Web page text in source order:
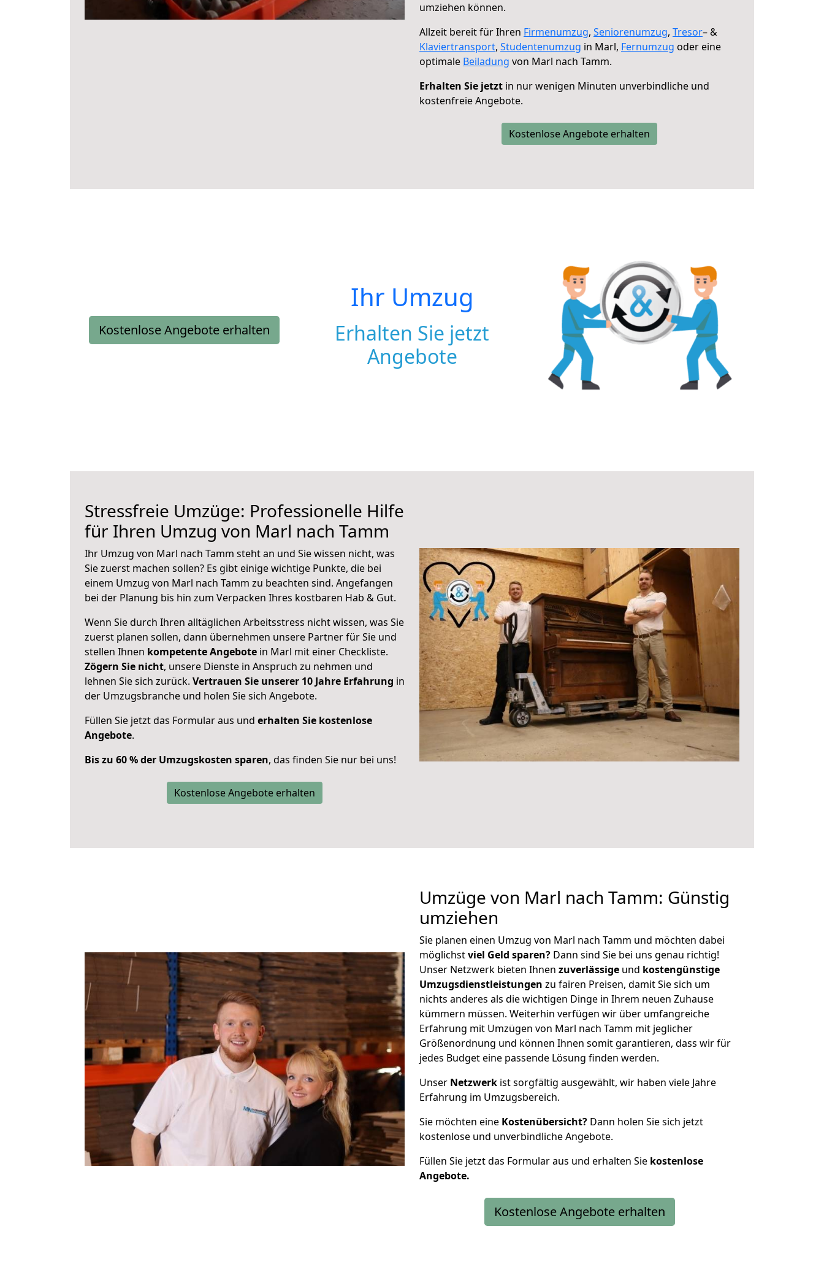
umziehen können.
Allzeit bereit für Ihren Firmenumzug, Seniorenumzug, Tresor– &
Klaviertransport, Studentenumzug in Marl, Fernumzug oder eine
optimale Beiladung von Marl nach Tamm.
Erhalten Sie jetzt in nur wenigen Minuten unverbindliche und
kostenfreie Angebote.
Kostenlose Angebote erhalten
Kostenlose Angebote erhalten
Ihr Umzug
Erhalten Sie jetzt
Angebote
Stressfreie Umzüge: Professionelle Hilfe
für Ihren Umzug von Marl nach Tamm
Ihr Umzug von Marl nach Tamm steht an und Sie wissen nicht, was
Sie zuerst machen sollen? Es gibt einige wichtige Punkte, die bei
einem Umzug von Marl nach Tamm zu beachten sind. Angefangen
bei der Planung bis hin zum Verpacken Ihres kostbaren Hab & Gut.
Wenn Sie durch Ihren alltäglichen Arbeitsstress nicht wissen, was Sie
zuerst planen sollen, dann übernehmen unsere Partner für Sie und
stellen Ihnen kompetente Angebote in Marl mit einer Checkliste.
Zögern Sie nicht, unsere Dienste in Anspruch zu nehmen und
lehnen Sie sich zurück. Vertrauen Sie unserer 10 Jahre Erfahrung in
der Umzugsbranche und holen Sie sich Angebote.
Füllen Sie jetzt das Formular aus und erhalten Sie kostenlose
Angebote.
Bis zu 60 % der Umzugskosten sparen, das finden Sie nur bei uns!
Kostenlose Angebote erhalten
Umzüge von Marl nach Tamm: Günstig
umziehen
Sie planen einen Umzug von Marl nach Tamm und möchten dabei
möglichstviel Geld sparen? Dann sind Sie bei uns genau richtig!
Unser Netzwerk bieten Ihnen zuverlässige und kostengünstige
Umzugsdienstleistungen zu fairen Preisen, damit Sie sich um
nichts anderes als die wichtigen Dinge in Ihrem neuen Zuhause
kümmern müssen. Weiterhin verfügen wir über umfangreiche
Erfahrung mit Umzügen von Marl nach Tamm mit jeglicher
Größenordnung und können Ihnen somit garantieren, dass wir für
jedes Budget eine passende Lösung finden werden.
Unser Netzwerk ist sorgfältig ausgewählt, wir haben viele Jahre
Erfahrung im Umzugsbereich.
Sie möchten eine Kostenübersicht? Dann holen Sie sich jetzt
kostenlose und unverbindliche Angebote.
Füllen Sie jetzt das Formular aus und erhalten Sie kostenlose
Angebote.
Kostenlose Angebote erhalten